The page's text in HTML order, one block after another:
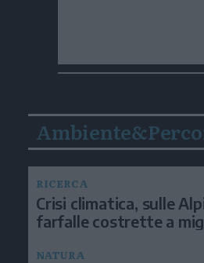
RICERCA
Crisi climatica, sulle
farfalle costrette a
NATURA